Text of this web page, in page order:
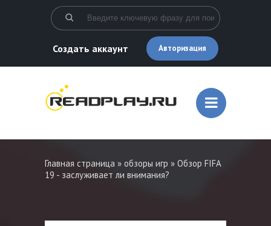
Создать аккаунт Авторизация
Главная страница » обзоры игр » Обзор FIFA
19 - заслуживает ли внимания?